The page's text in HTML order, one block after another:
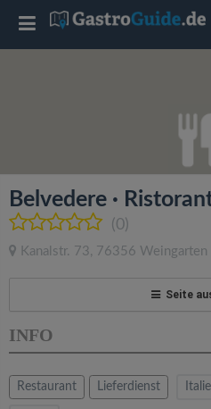
Belvedere ·
(0)
Kanalstr. 73, 76356 Weingarten
Seite
INFO
Restaurant Lieferdienst
T
l
e
a
v